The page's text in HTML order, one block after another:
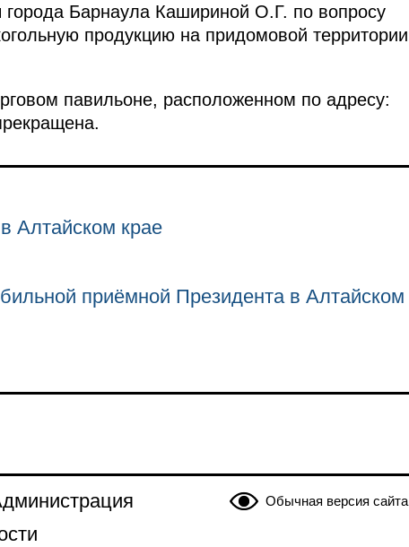
Барнаула Кашириной О.Г. по вопросу
продукцию на придомовой
павильоне, расположенном по адресу:
Алтайском крае
приёмной Президента в Алтайском
Обычная версия сайта